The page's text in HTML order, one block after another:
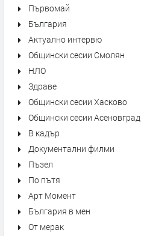
Първомай
България
Актуално интервю
Общински сесии Смолян
НЛО
Здраве
Общински сесии Хасково
Общински сесии Асеновград
В кадър
Документални филми
Пъзел
По пътя
Арт Момент
България в мен
От мерак